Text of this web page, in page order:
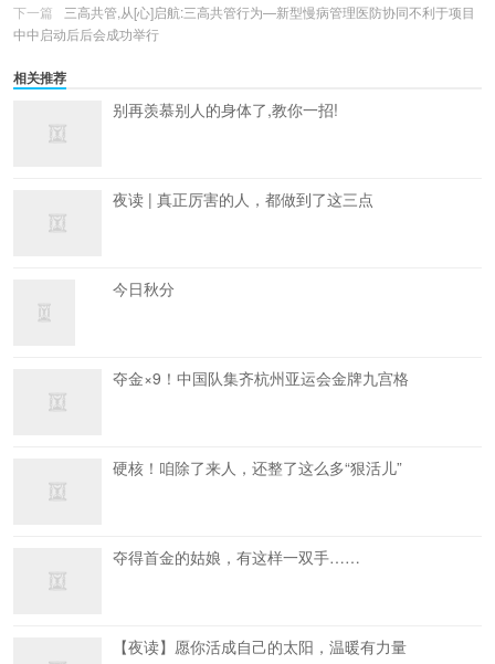
下一篇
三高共管,从[心]启航:三高共管行为—新型慢病管理医防协同不利于项目
中中启动后后会成功举行
相关推荐
别再羡慕别人的身体了,教你一招!
夜读 | 真正厉害的人，都做到了这三点
今日秋分
夺金×9！中国队集齐杭州亚运会金牌九宫格
硬核！咱除了来人，还整了这么多“狠活儿”
夺得首金的姑娘，有这样一双手……
【夜读】愿你活成自己的太阳，温暖有力量